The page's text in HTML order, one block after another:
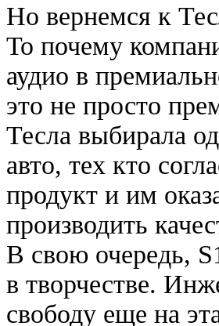
Но вернемся к
То почему
аудио в
это не просто
Тесла выбирала
авто, тех кто
продукт и им
производить
В свою очередь,
в творчестве.
свободу еще на